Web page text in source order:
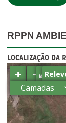
RPPN
LOCALIZAÇÃO DA
+ −⤢
Camadas
Estados
Municípios